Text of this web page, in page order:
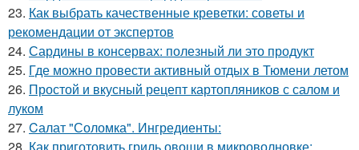
23. Как выбрать качественные креветки: советы и
рекомендации от экспертов
24. Сардины в консервах: полезный ли это продукт
25. Где можно провести активный отдых в Тюмени летом
26. Простой и вкусный рецепт картопляников с салом и
луком
27. Cалат "Соломка". Ингредиенты: